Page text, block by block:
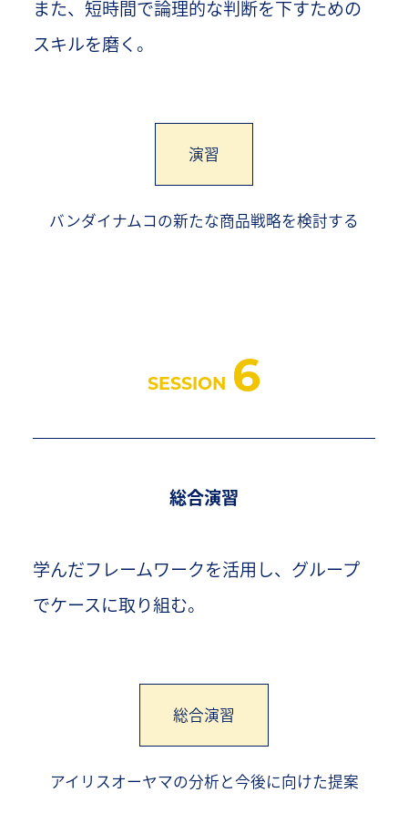
また、短時間で論理的な判断を下すための
スキルを磨く。
演習
バンダイナムコの新たな商品戦略を検討する
SESSION 6
総合演習
学んだフレームワークを活用し、グループ
でケースに取り組む。
総合演習
アイリスオーヤマの分析と今後に向けた提案